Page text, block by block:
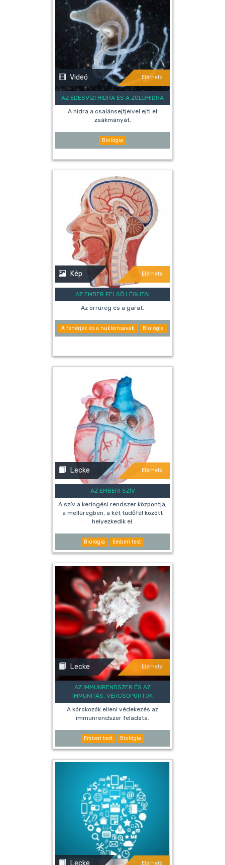
Videó Elérhető
AZ ÉDESVÍZI HIDRA ÉS A ZÖLDHIDRA
A hidra a csalánsejtjeivel ejti el
zsákmányát.
Biológia
Kép Elérhető
AZ EMBER FELSŐ LÉGUTAI
Az orrüreg és a garat.
A fehérjék és a nukleinsavak Biológia
Lecke Elérhető
AZ EMBERI SZÍV
A szív a keringési rendszer központja,
a mellüregben, a két tüdőfél között
helyezkedik el.
Biológia Emberi test
Lecke Elérhető
AZ IMMUNRENDSZER ÉS AZ
IMMUNITÁS, VÉRCSOPORTOK
A kórokozók elleni védekezés az
immunrendszer feladata.
Emberi test Biológia
Lecke Elérhető